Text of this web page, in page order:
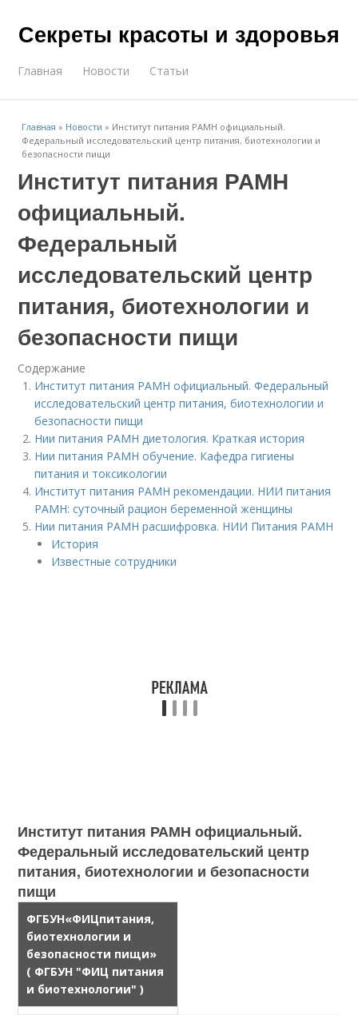
Секреты красоты и здоровья
Главная Новости Статьи
Главная » Новости » Институт питания РАМН официальный.
Федеральный исследовательский центр питания, биотехнологии и
безопасности пищи
Институт питания РАМН
официальный.
Федеральный
исследовательский центр
питания, биотехнологии и
безопасности пищи
Содержание
Институт питания РАМН официальный. Федеральный
исследовательский центр питания, биотехнологии и
безопасности пищи
Нии питания РАМН диетология. Краткая история
Нии питания РАМН обучение. Кафедра гигиены
питания и токсикологии
Институт питания РАМН рекомендации. НИИ питания
РАМН: суточный рацион беременной женщины
Нии питания РАМН расшифровка. НИИ Питания РАМН
История
Известные сотрудники
Институт питания РАМН официальный.
Федеральный исследовательский центр
питания, биотехнологии и безопасности
пищи
ФГБУН«ФИЦпитания,
биотехнологии и
безопасности пищи»
( ФГБУН "ФИЦ питания
и биотехнологии" )